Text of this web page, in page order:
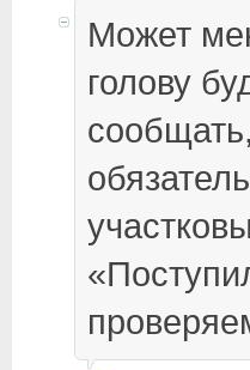
Может
голову